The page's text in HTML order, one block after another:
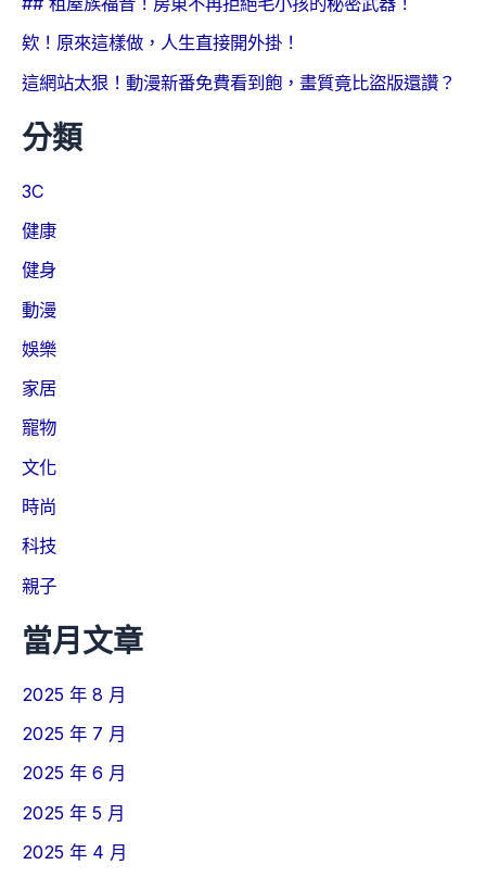
欸！原來這樣做，人生直接開外掛！
這網站太狠！動漫新番免費看到飽，畫質竟比盜版還讚？
分類
3C
健康
健身
動漫
娛樂
家居
寵物
文化
時尚
科技
親子
當月文章
2025 年 8 月
2025 年 7 月
2025 年 6 月
2025 年 5 月
2025 年 4 月